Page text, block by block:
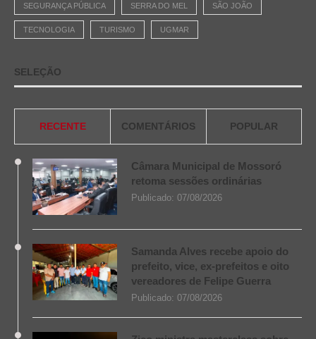
SEGURANÇA PÚBLICA SERRA DO MEL SÃO JOÃO
TECNOLOGIA TURISMO UGMAR
SELEÇÃO
RECENTE COMENTÁRIOS POPULAR
Câmara Municipal de Mossoró
retoma sessões ordinárias
Publicado: 07/08/2026
Samanda Alves recebe apoio do
prefeito, vice, ex-prefeitos e oito
vereadores de Felipe Guerra
Publicado: 07/08/2026